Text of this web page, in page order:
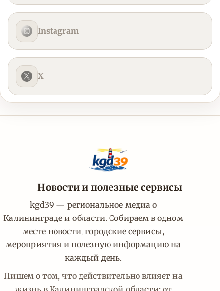
Instagram
X
Новости и полезные сервисы
kgd39 — региональное медиа о
Калининграде и области. Собираем в одном
месте новости, городские сервисы,
мероприятия и полезную информацию на
каждый день.
Пишем о том, что действительно влияет на